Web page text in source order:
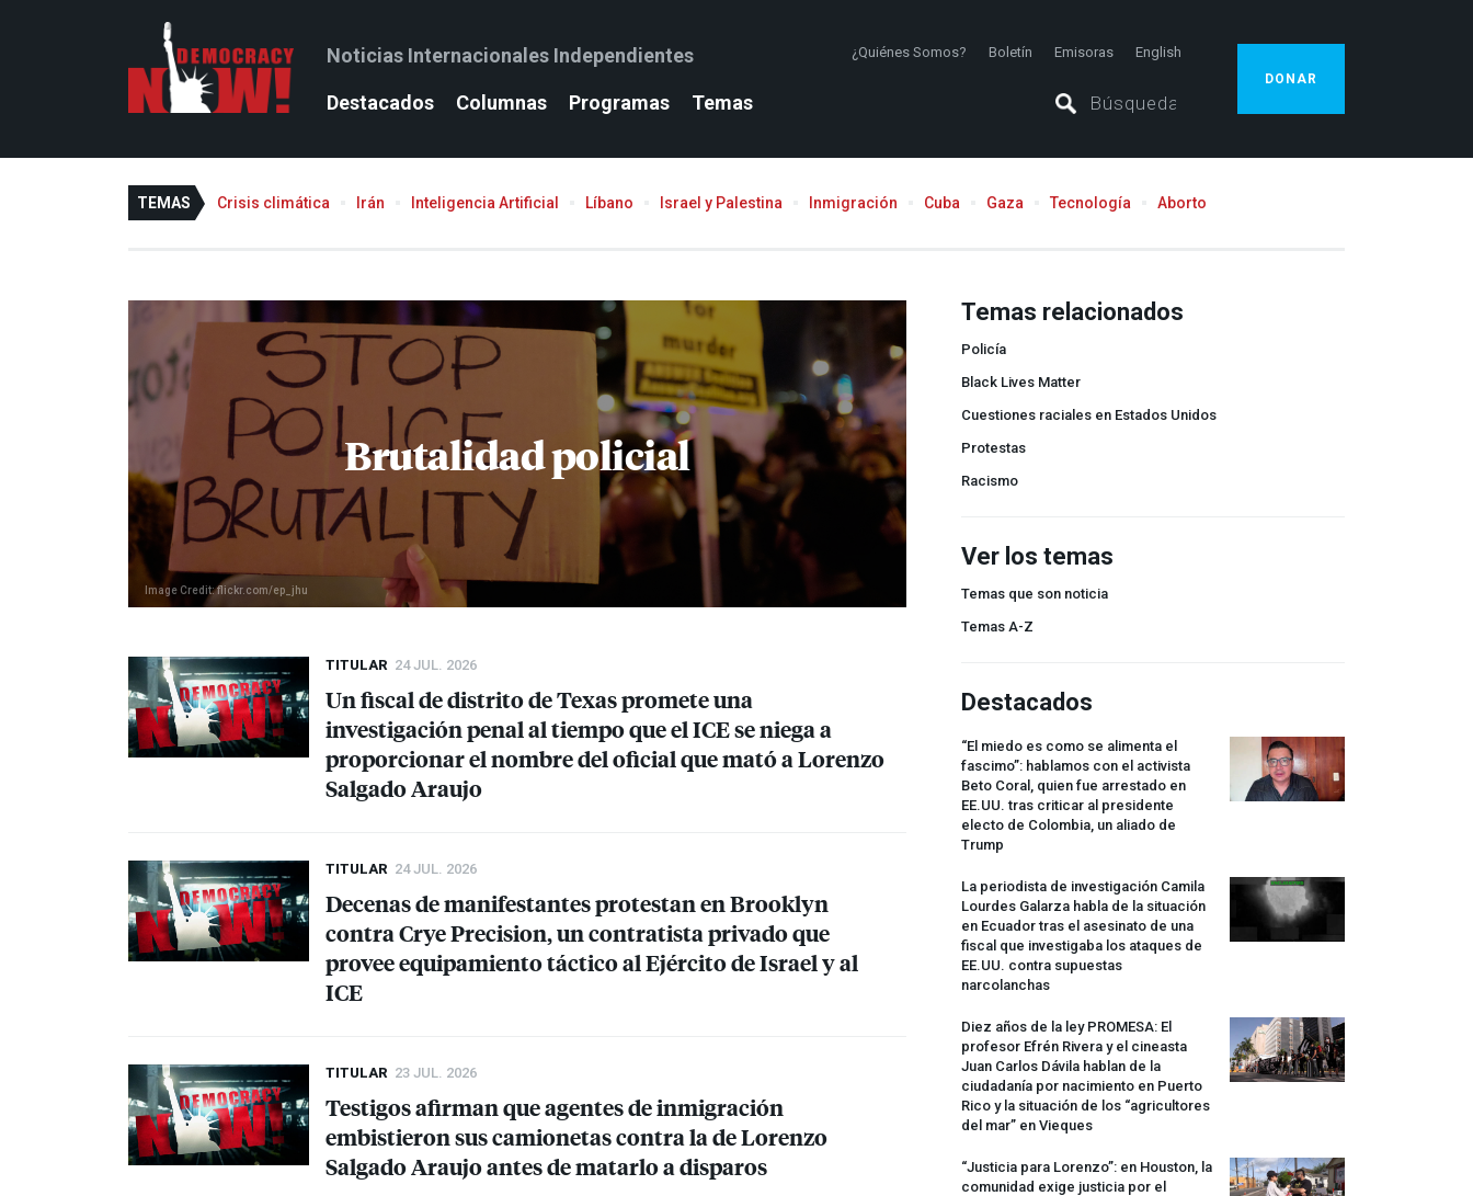
Noticias Internacionales Independientes ¿Quiénes Somos? Boletín Emisoras English
Destacados Columnas Programas Temas
DONAR
TEMAS Crisis climática Irán Inteligencia Artificial Líbano Israel y Palestina Inmigración Cuba Gaza Tecnología Aborto
Brutalidad policial
Image Credit: flickr.com/ep_jhu
TITULAR 24 JUL. 2026
Un fiscal de distrito de Texas promete una
investigación penal al tiempo que elICEse niega a
proporcionar el nombre del oficial que mató a Lorenzo
Salgado Araujo
TITULAR 24 JUL. 2026
Decenas de manifestantes protestan en Brooklyn
contra Crye Precision, un contratista privado que
provee equipamiento táctico al Ejército de Israel y al
ICE
TITULAR 23 JUL. 2026
Testigos afirman que agentes de inmigración
embistieron sus camionetas contra la de Lorenzo
Salgado Araujo antes de matarlo a disparos
Temas relacionados
Policía
Black Lives Matter
Cuestiones raciales en Estados Unidos
Protestas
Racismo
Ver los temas
Temas que son noticia
Temas A-Z
Destacados
“El miedo es como se alimenta el
fascimo”: hablamos con el activista
Beto Coral, quien fue arrestado en
EE.UU. tras criticar al presidente
electo de Colombia, un aliado de
Trump
La periodista de investigación Camila
Lourdes Galarza habla de la situación
en Ecuador tras el asesinato de una
fiscal que investigaba los ataques de
EE.UU. contra supuestas
narcolanchas
Diez años de la ley PROMESA: El
profesor Efrén Rivera y el cineasta
Juan Carlos Dávila hablan de la
ciudadanía por nacimiento en Puerto
Rico y la situación de los “agricultores
del mar” en Vieques
“Justicia para Lorenzo”: en Houston, la
comunidad exige justicia por el